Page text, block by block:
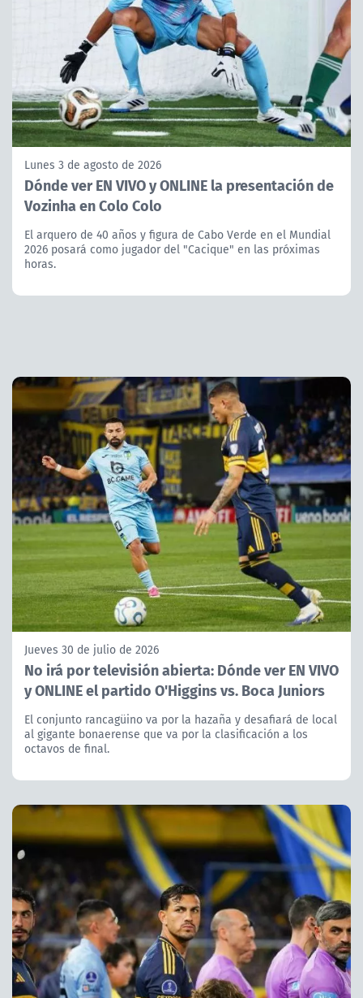
Lunes 3 de agosto de 2026
Dónde ver EN VIVO y ONLINE la presentación de
Vozinha en Colo Colo
El arquero de 40 años y figura de Cabo Verde en el Mundial
2026 posará como jugador del "Cacique" en las próximas
horas.
Jueves 30 de julio de 2026
No irá por televisión abierta: Dónde ver EN VIVO
y ONLINE el partido O'Higgins vs. Boca Juniors
El conjunto rancagüino va por la hazaña y desafiará de local
al gigante bonaerense que va por la clasificación a los
octavos de final.